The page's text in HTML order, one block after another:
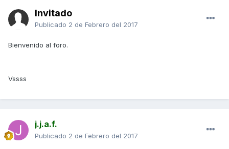
Invitado
Publicado 2 de Febrero del 2017
Bienvenido al foro.
Vssss
j.j.a.f.
Publicado 2 de Febrero del 2017